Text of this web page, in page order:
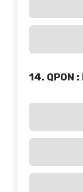
14. QPON